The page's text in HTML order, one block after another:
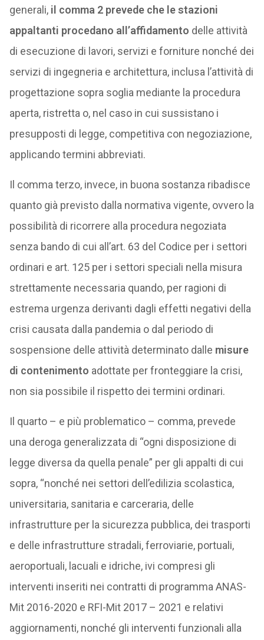
generali, il comma 2 prevede che le stazioni
appaltanti procedano all’affidamento delle attività
di esecuzione di lavori, servizi e forniture nonché dei
servizi di ingegneria e architettura, inclusa l’attività di
progettazione sopra soglia mediante la procedura
aperta, ristretta o, nel caso in cui sussistano i
presupposti di legge, competitiva con negoziazione,
applicando termini abbreviati.
Il comma terzo, invece, in buona sostanza ribadisce
quanto già previsto dalla normativa vigente, ovvero la
possibilità di ricorrere alla procedura negoziata
senza bando di cui all’art. 63 del Codice per i settori
ordinari e art. 125 per i settori speciali nella misura
strettamente necessaria quando, per ragioni di
estrema urgenza derivanti dagli effetti negativi della
crisi causata dalla pandemia o dal periodo di
sospensione delle attività determinato dalle misure
di contenimento adottate per fronteggiare la crisi,
non sia possibile il rispetto dei termini ordinari.
Il quarto – e più problematico – comma, prevede
una deroga generalizzata di “ogni disposizione di
legge diversa da quella penale” per gli appalti di cui
sopra, “nonché nei settori dell’edilizia scolastica,
universitaria, sanitaria e carceraria, delle
infrastrutture per la sicurezza pubblica, dei trasporti
e delle infrastrutture stradali, ferroviarie, portuali,
aeroportuali, lacuali e idriche, ivi compresi gli
interventi inseriti nei contratti di programma ANAS-
Mit 2016-2020 e RFI-Mit 2017 – 2021 e relativi
aggiornamenti, nonché gli interventi funzionali alla